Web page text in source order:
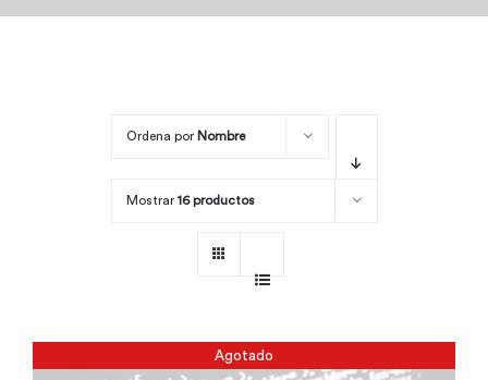
Ordena por Nombre
Mostrar 16 productos
Agotado